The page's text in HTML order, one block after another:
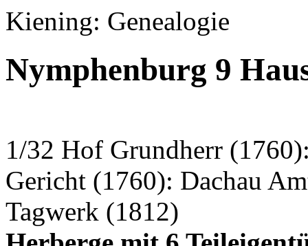
Kiening: Genealogie
Nymphenburg 9
1/32 Hof Grundherr
Gericht (1760): Dachau
Tagwerk (1812)